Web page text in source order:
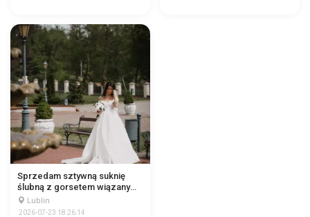
Sprzedam sztywną suknię
ślubną z gorsetem wiązanym
z tyłu, rozmiar M/L (pasuje też
na S). Tren, welon. Lublin.
Lublin
2026-07-23 18:26:14